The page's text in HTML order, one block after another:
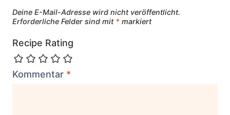
Deine E-Mail-Adresse wird nicht veröffentlicht.
Erforderliche Felder sind mit * markiert
Recipe Rating
Kommentar *